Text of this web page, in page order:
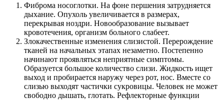
Фиброма носоглотки. На фоне першения затрудняется
дыхание. Опухоль увеличивается в размерах,
перекрывая ноздри. Новообразование вызывает
кровотечения, организм больного слабеет.
Злокачественные изменения слизистой. Перерождение
тканей на начальных этапах незаметно. Постепенно
начинают проявляться неприятные симптомы.
Образуется большое количество слизи. Жидкость ищет
выход и пробирается наружу через рот, нос. Вместе со
слизью выходят частички сукровицы. Человек не может
свободно дышать, глотать. Рефлекторные функции